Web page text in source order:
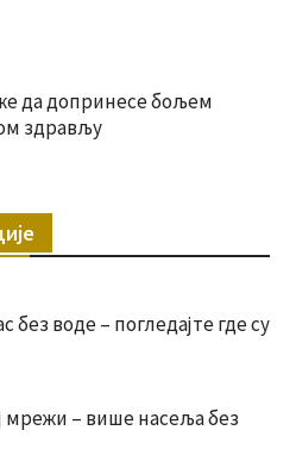
да допринесе бољем
здрављу
без воде – погледајте где су
мрежи – више насеља без